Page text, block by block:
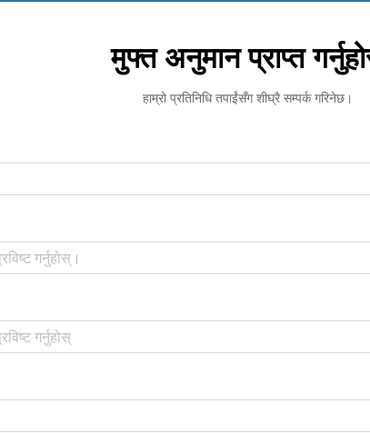
मुफ्त अनुमान प्राप्त
हाम्रो प्रतिनिधि तपाईंसँग शीघ्रै सम्पर्क गरिनेछ।